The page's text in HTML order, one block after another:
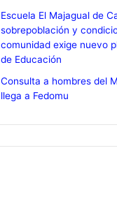
Escuela El Majagual de
sobrepoblación y
comunidad exige nuevo
de Educación
Consulta a hombres del
llega a Fedomu